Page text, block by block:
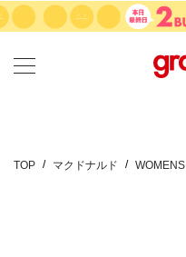
カテゴリーから探す
カテゴリ
サイズ
TOP マクドナルド WOMENS